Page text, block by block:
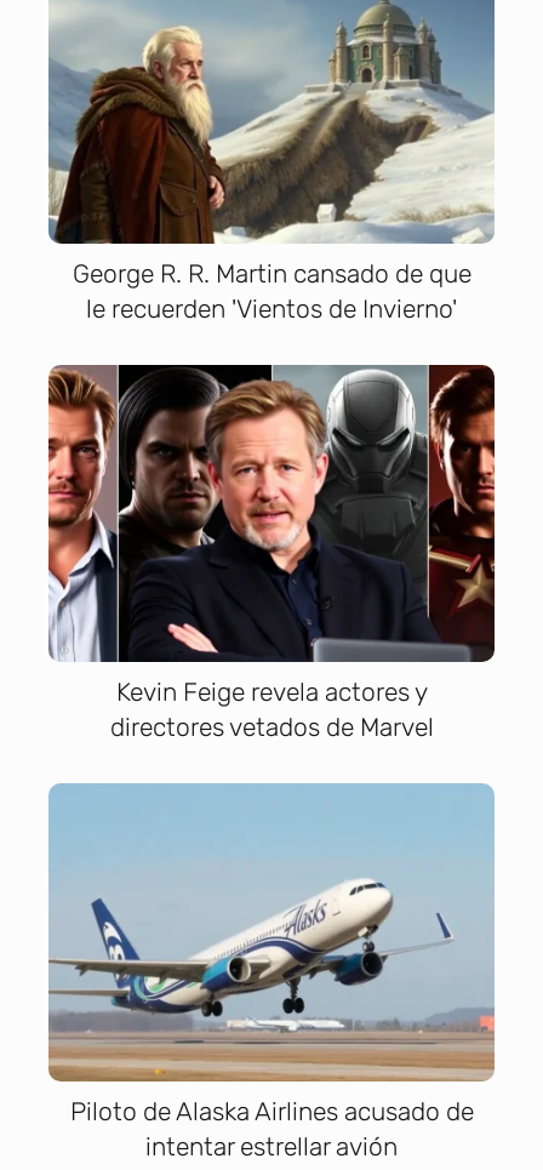
George R. R. Martin cansado de que
le recuerden 'Vientos de Invierno'
Kevin Feige revela actores y
directores vetados de Marvel
Piloto de Alaska Airlines acusado de
intentar estrellar avión